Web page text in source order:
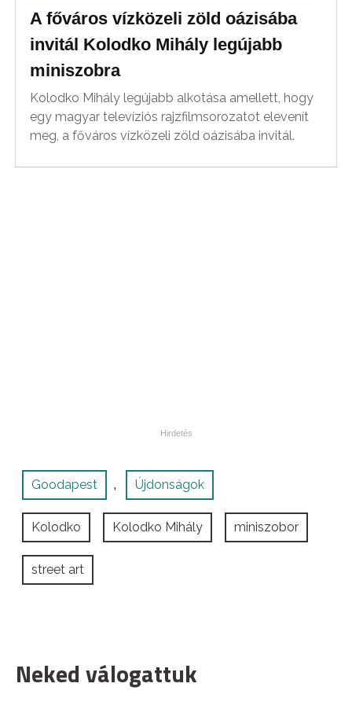
A főváros vízközeli zöld oázisába
invitál Kolodko Mihály legújabb
miniszobra
Kolodko Mihály legújabb alkotása amellett, hogy
egy magyar televíziós rajzfilmsorozatot elevenít
meg, a főváros vízközeli zöld oázisába invitál.
Goodapest , Újdonságok
Kolodko Kolodko Mihály miniszobor
street art
Neked válogattuk